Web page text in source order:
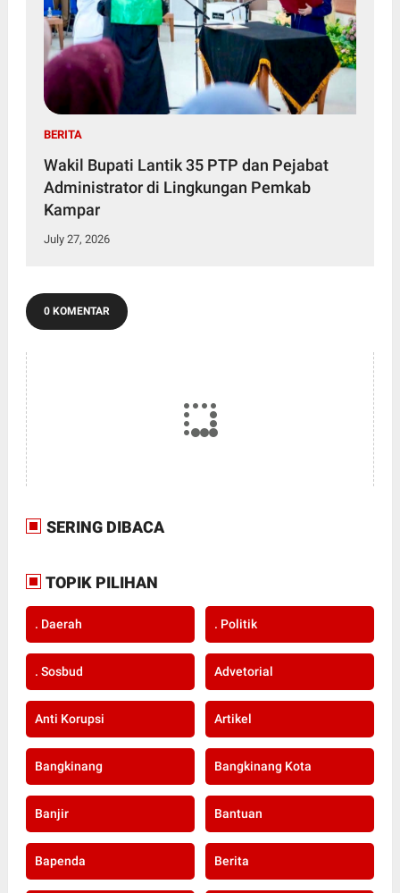
BERITA
Wakil Bupati Lantik 35 PTP dan Pejabat
Administrator di Lingkungan Pemkab
Kampar
July 27, 2026
0 KOMENTAR
SERING DIBACA
TOPIK PILIHAN
. Daerah . Politik
. Sosbud Advetorial
Anti Korupsi Artikel
Bangkinang Bangkinang Kota
Banjir Bantuan
Bapenda Berita